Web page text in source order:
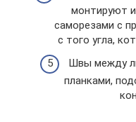
монтируют
саморезами с
с того угла,
Швы между
планками,